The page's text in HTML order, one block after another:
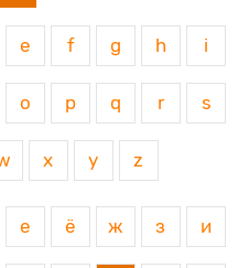
e f g h i
o p q r s
x y z
е ё ж з и